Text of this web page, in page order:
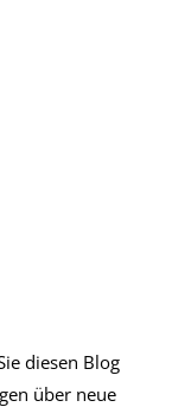
diesen Blog
über neue